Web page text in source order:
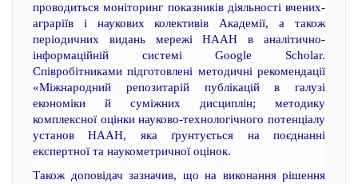
проводиться моніторинг показників діяльності вчених-
аграріїв і наукових колективів Академії, а також
періодичних видань мережі НААН в аналітично-
інформаційній системі Google Scholar.
Співробітниками підготовлені методичні рекомендації
«Міжнародний репозитарій публікацій в галузі
економіки й суміжних дисциплін; методику
комплексної оцінки науково-технологічного потенціалу
установ НААН, яка ґрунтується на поєднанні
експертної та наукометричної оцінок.
Також доповідач зазначив, що на виконання рішення